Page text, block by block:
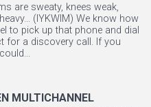
are sweaty, knees weak,
(IYKWIM) We know how
to pick up that phone and dial
for a discovery call. If you
MULTICHANNEL